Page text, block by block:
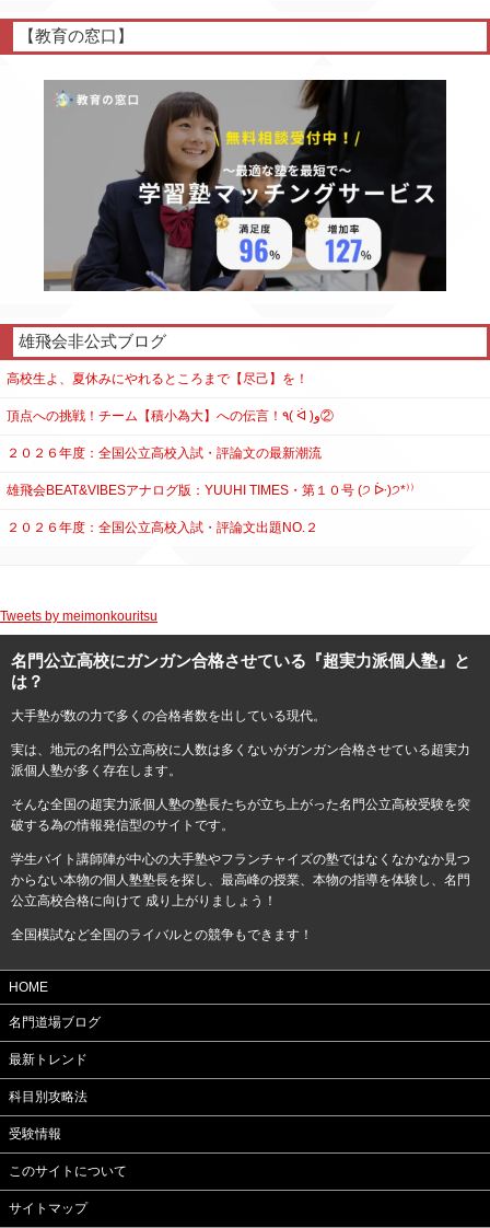
【教育の窓口】
雄飛会非公式ブログ
高校生よ、夏休みにやれるところまで【尽己】を！
頂点への挑戦！チーム【積小為大】への伝言！٩( ᐛ )و②
２０２６年度：全国公立高校入試・評論文の最新潮流
雄飛会BEAT&VIBESアナログ版：YUUHI TIMES・第１０号 (੭ ᐕ)੭*⁾⁾
２０２６年度：全国公立高校入試・評論文出題NO.２
Tweets by meimonkouritsu
名門公立高校にガンガン合格させている『超実力派個人塾』と
は？
大手塾が数の力で多くの合格者数を出している現代。
実は、地元の名門公立高校に人数は多くないがガンガン合格させている超実力
派個人塾が多く存在します。
そんな全国の超実力派個人塾の塾長たちが立ち上がった名門公立高校受験を突
破する為の情報発信型のサイトです。
学生バイト講師陣が中心の大手塾やフランチャイズの塾ではなくなかなか見つ
からない本物の個人塾塾長を探し、最高峰の授業、本物の指導を体験し、名門
公立高校合格に向けて 成り上がりましょう！
全国模試など全国のライバルとの競争もできます！
HOME
名門道場ブログ
最新トレンド
科目別攻略法
受験情報
このサイトについて
サイトマップ